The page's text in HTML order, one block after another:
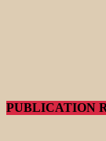
PUBLICATION